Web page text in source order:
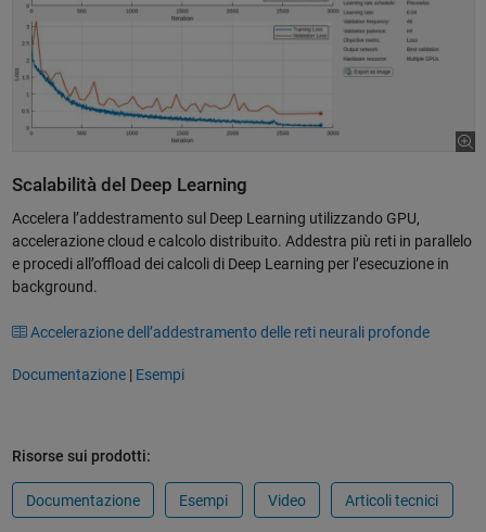
Scalabilità del Deep Learning
Accelera l’addestramento sul Deep Learning utilizzando GPU,
accelerazione cloud e calcolo distribuito. Addestra più reti in parallelo
e procedi all’offload dei calcoli di Deep Learning per l’esecuzione in
background.
Accelerazione dell’addestramento delle reti neurali profonde
Documentazione| Esempi
Risorse sui prodotti:
Documentazione Esempi Video Articoli tecnici